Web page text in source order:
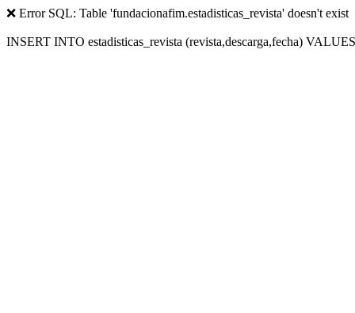
❌ Error SQL: Table 'fundacionafim.estadisticas_revista' doesn't exist
INSERT INTO estadisticas_revista (revista,descarga,fecha)